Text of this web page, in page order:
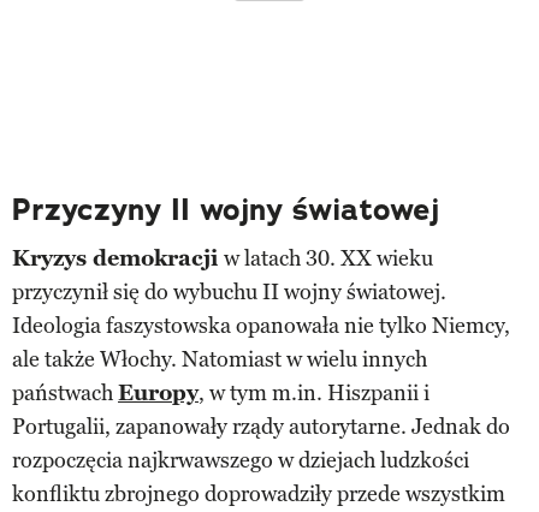
Przyczyny II wojny światowej
Kryzys demokracji w latach 30. XX wieku
przyczynił się do wybuchu II wojny światowej.
Ideologia faszystowska opanowała nie tylko Niemcy,
ale także Włochy. Natomiast w wielu innych
państwachEuropy, w tym m.in. Hiszpanii i
Portugalii, zapanowały rządy autorytarne. Jednak do
rozpoczęcia najkrwawszego w dziejach ludzkości
konfliktu zbrojnego doprowadziły przede wszystkim